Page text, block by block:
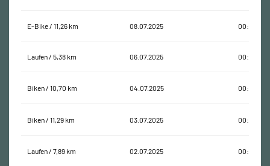
E-Bike / 11,26 km 08.07.2025 00:31:58
Laufen / 5,38 km 06.07.2025 00:36:50
Biken / 10,70 km 04.07.2025 00:53:25
Biken / 11,29 km 03.07.2025 00:53:50
Laufen / 7,89 km 02.07.2025 00:54:36